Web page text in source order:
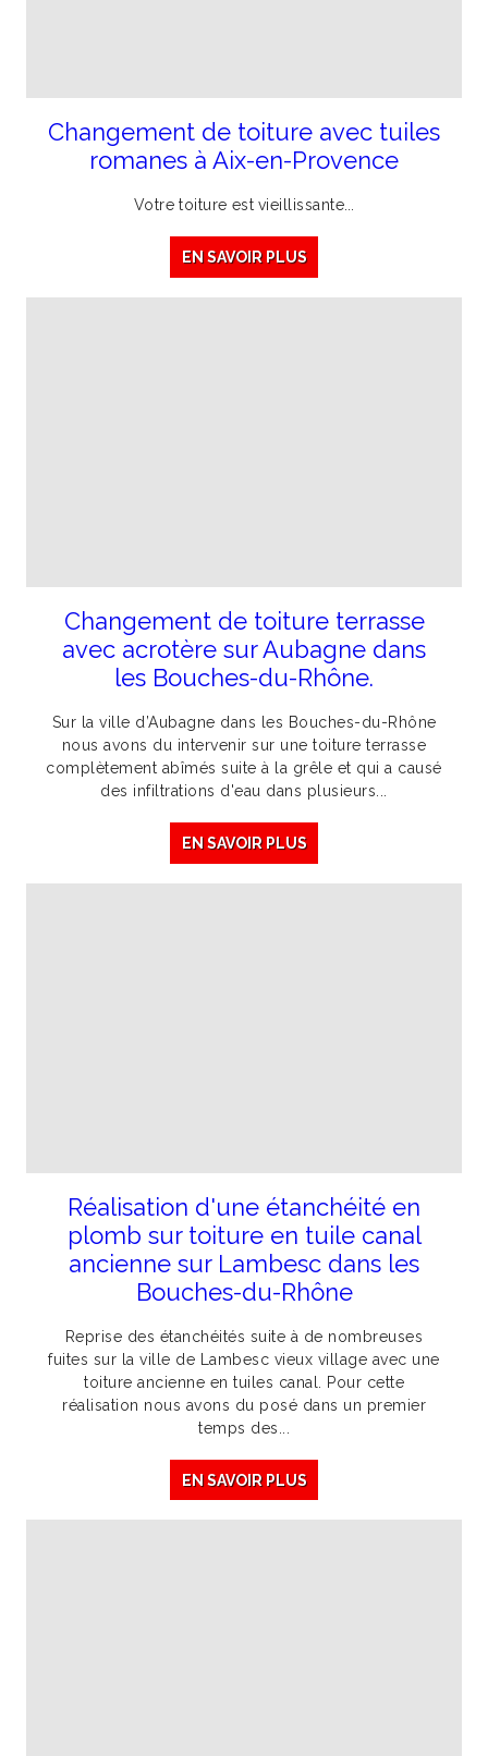
Changement de toiture avec tuiles
romanes à Aix-en-Provence
Votre toiture est vieillissante...
EN SAVOIR PLUS
Changement de toiture terrasse
avec acrotère sur Aubagne dans
les Bouches-du-Rhône.
Sur la ville d’Aubagne dans les Bouches-du-Rhône
nous avons du intervenir sur une toiture terrasse
complètement abîmés suite à la grêle et qui a causé
des infiltrations d'eau dans plusieurs...
EN SAVOIR PLUS
Réalisation d'une étanchéité en
plomb sur toiture en tuile canal
ancienne sur Lambesc dans les
Bouches-du-Rhône
Reprise des étanchéités suite à de nombreuses
fuites sur la ville de Lambesc vieux village avec une
toiture ancienne en tuiles canal. Pour cette
réalisation nous avons du posé dans un premier
temps des...
EN SAVOIR PLUS